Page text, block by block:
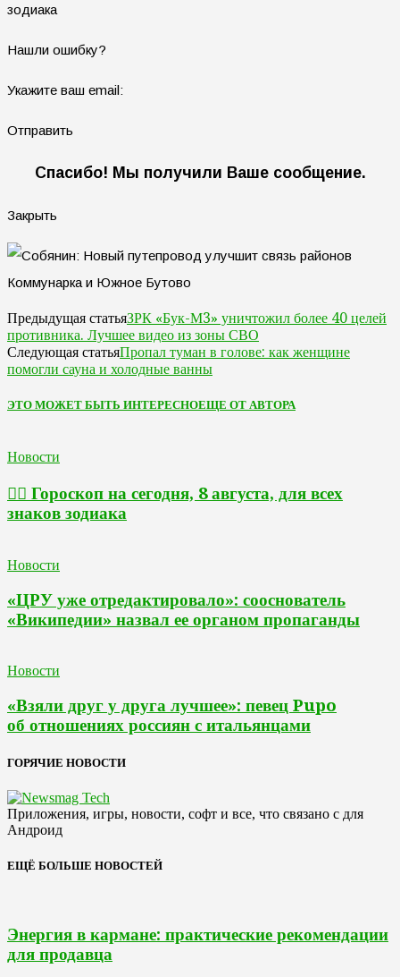
зодиака
Нашли ошибку?
Укажите ваш email:
Отправить
Спасибо! Мы получили Ваше сообщение.
Закрыть
Предыдущая статьяЗРК «Бук-М3» уничтожил более 40 целей
противника. Лучшее видео из зоны СВО
Следующая статьяПропал туман в голове: как женщине
помогли сауна и холодные ванны
ЭТО МОЖЕТ БЫТЬ ИНТЕРЕСНОЕЩЕ ОТ АВТОРА
Новости
🧙‍♀ Гороскоп на сегодня, 8 августа, для всех
знаков зодиака
Новости
«ЦРУ уже отредактировало»: сооснователь
«Википедии» назвал ее органом пропаганды
Новости
«Взяли друг у друга лучшее»: певец Pupo
об отношениях россиян с итальянцами
ГОРЯЧИЕ НОВОСТИ
Приложения, игры, новости, софт и все, что связано с для
Андроид
ЕЩЁ БОЛЬШЕ НОВОСТЕЙ
Энергия в кармане: практические рекомендации
для продавца